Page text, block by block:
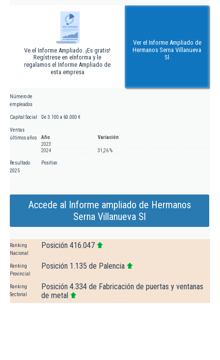
Ve el Informe Ampliado. ¡Es gratis!
Regístrese en eInforma y le
regalamos el Informe Ampliado de
esta empresa
Ver el Informe Ampliado de
Hermanos Serna Villanueva
Sl
Número de
empleados
Capital Social De 3.100 a 60.000 €
Ventas
últimos años
Año
Variación
2023
2024
31,26 %
Resultado
2025
Positivo
Accede al Informe ampliado de Hermanos
Serna Villanueva Sl
Ranking
Nacional
Posición 416.047
Ranking
Provincial
Posición 1.135 de Palencia
Ranking
Sectorial
Posición 4.334 de Fabricación de puertas y ventanas
de metal